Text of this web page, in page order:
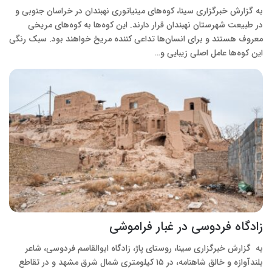
به گزارش خبرگزاری سینا، کوه‌های مینیاتوری نهبندان در خراسان جنوبی و
در طبیعت شهرستان نهبندان قرار دارند. این کوه‌ها به کوه‌های مریخی
معروف هستند و برای انسان‌ها تداعی کننده مریخ خواهند بود. سبک رنگی
این کوه‌ها عامل اصلی زیبایی و…
زادگاه فردوسی در غبار فراموشی
به گزارش خبرگزاری سینا، روستای پاژ، زادگاه ابوالقاسم فردوسی، شاعر
بلندآوازه و خالق شاهنامه، در ۱۵ کیلومتری شمال شرق مشهد و در تقاطع